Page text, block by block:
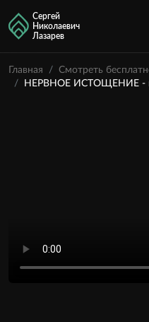
Сергей
Николаевич
Лазарев
Главная
Смотреть
НЕРВНОЕ ИСТОЩЕНИЕ -